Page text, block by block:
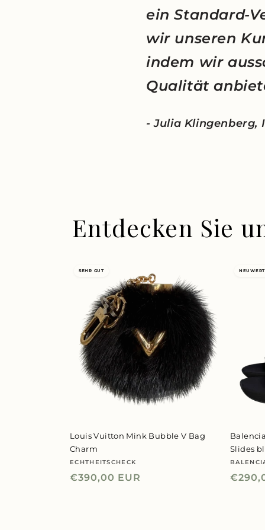
ein Standard-
wir unseren
indem wir
Qualität
- Julia Klingenberg,
Entdecken Sie
SEHR GUT
Louis Vuitton Mink Bubble V Bag
Charm
Anbieter:
ECHTHEITSCHECK
Normaler
€390,00 EUR
Slides